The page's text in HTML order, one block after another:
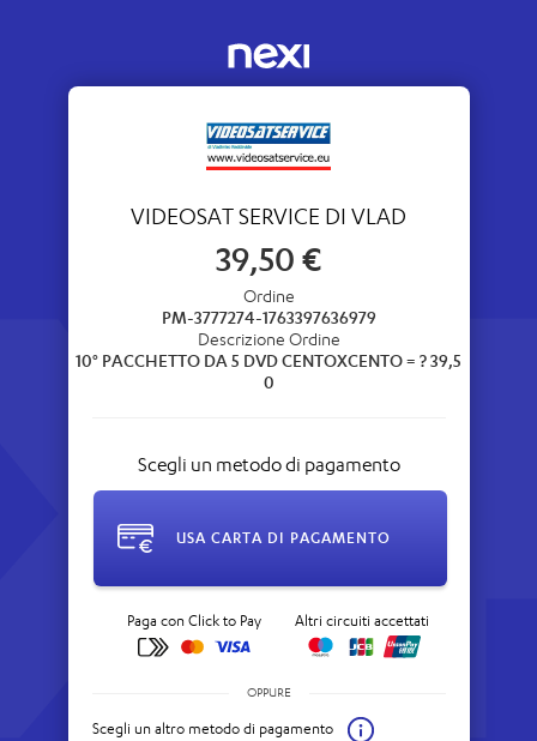
Nexi Portal
VIDEOSAT SERVICE DI VLAD
39,50 €
Ordine
PM-3777274-1763397636979
Descrizione Ordine
10° PACCHETTO DA 5 DVD CENTOXCENTO = ? 39,5
0
Scegli un metodo di pagamento
USA CARTA DI PAGAMENTO
Paga con Click to Pay Altri circuiti accettati
OPPURE
Scegli un altro metodo di pagamento